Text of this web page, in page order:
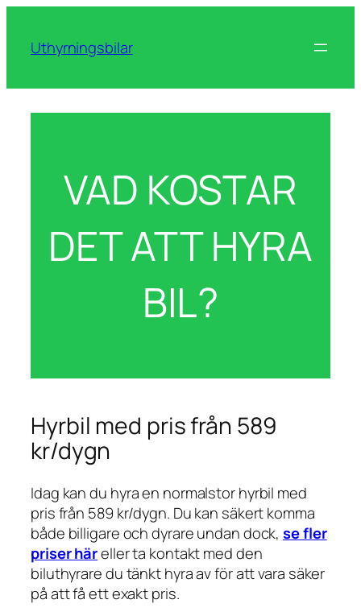
content
Uthyrningsbilar
VAD KOSTAR
DET ATT HYRA
BIL?
Hyrbil med pris från 589
kr/dygn
Idag kan du hyra en normalstor hyrbil med
pris från 589 kr/dygn. Du kan säkert komma
både billigare och dyrare undan dock,se fler
priser häreller ta kontakt med den
biluthyrare du tänkt hyra av för att vara säker
på att få ett exakt pris.